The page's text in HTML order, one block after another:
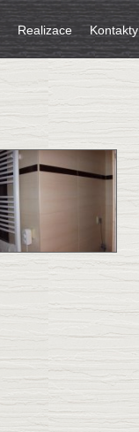
Realizace Kontakty